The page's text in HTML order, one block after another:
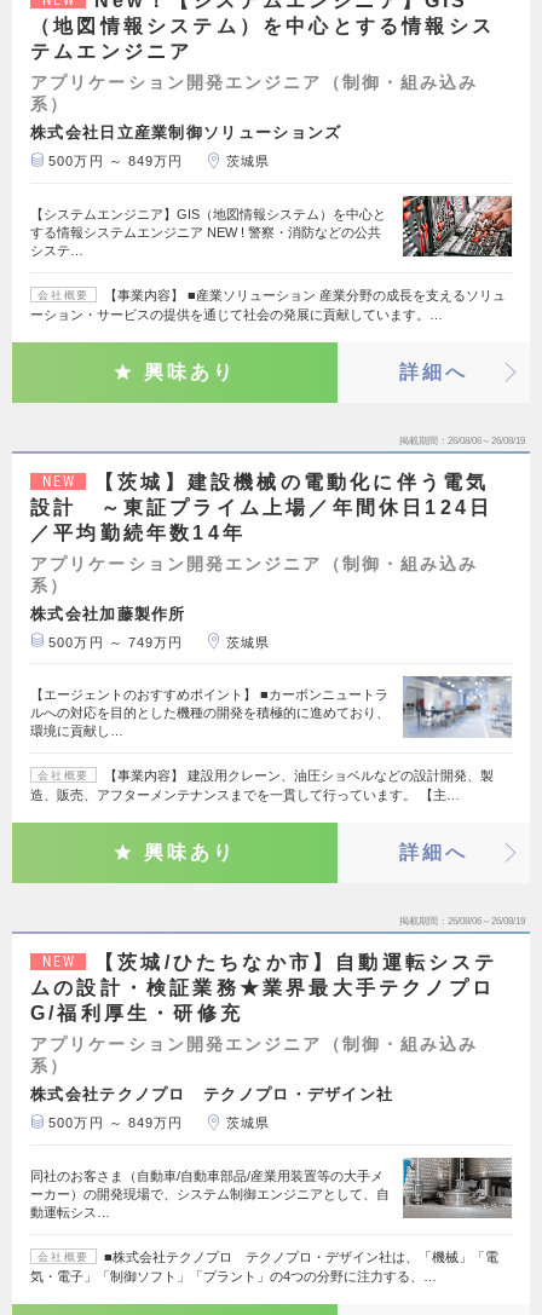
（地図情報システム）を中心とする情報シス
テムエンジニア
アプリケーション開発エンジニア（制御・組み込み
系）
株式会社日立産業制御ソリューションズ
500万円 ～ 849万円 茨城県
【システムエンジニア】GIS（地図情報システム）を中心と
する情報システムエンジニア NEW ! 警察・消防などの公共
システ…
会社概要
【事業内容】 ■産業ソリューション 産業分野の成長を支えるソリュ
ーション・サービスの提供を通じて社会の発展に貢献しています。…
興味あり 詳細へ
掲載期間 26/08/06～26/08/19
NEW
【茨城】建設機械の電動化に伴う電気
設計 ～東証プライム上場／年間休日124日
／平均勤続年数14年
アプリケーション開発エンジニア（制御・組み込み
系）
株式会社加藤製作所
500万円 ～ 749万円 茨城県
【エージェントのおすすめポイント】 ■カーボンニュートラ
ルへの対応を目的とした機種の開発を積極的に進めており、
環境に貢献し…
会社概要
【事業内容】 建設用クレーン、油圧ショベルなどの設計開発、製
造、販売、アフターメンテナンスまでを一貫して行っています。 【主…
興味あり 詳細へ
掲載期間 26/08/06～26/08/19
NEW
【茨城/ひたちなか市】自動運転システ
ムの設計・検証業務★業界最大手テクノプロ
G/福利厚生・研修充
アプリケーション開発エンジニア（制御・組み込み
系）
株式会社テクノプロ テクノプロ・デザイン社
500万円 ～ 849万円 茨城県
同社のお客さま（自動車/自動車部品/産業用装置等の大手メ
ーカー）の開発現場で、システム制御エンジニアとして、自
動運転シス…
会社概要
■株式会社テクノプロ テクノプロ・デザイン社は、「機械」「電
気・電子」「制御ソフト」「プラント」の4つの分野に注力する、…